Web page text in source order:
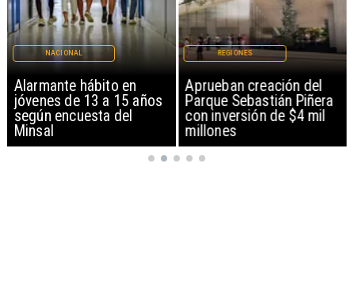
Alarmante hábito en
jóvenes de 13 a 15 años
según encuesta del
Minsal
NACIONAL
Aprueban creación del
Parque Sebastián Piñera
con inversión de $4 mil
millones
REGIONES